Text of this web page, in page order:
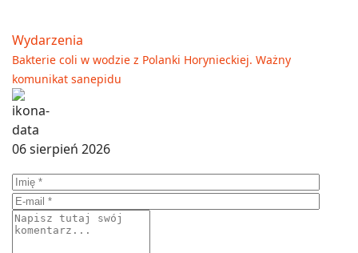
Wydarzenia
Bakterie coli w wodzie z Polanki Horynieckiej. Ważny
komunikat sanepidu
06 sierpień 2026